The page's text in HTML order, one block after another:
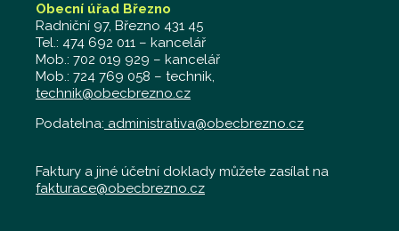
Obecní úřad Březno
Radniční 97, Březno 431 45
Tel.: 474 692 011 – kancelář
Mob.: 702 019 929 – kancelář
Mob.: 724 769 058 – technik,
technik@obecbrezno.cz
Podatelna: administrativa@obecbrezno.cz
Faktury a jiné účetní doklady můžete zasílat na
fakturace@obecbrezno.cz